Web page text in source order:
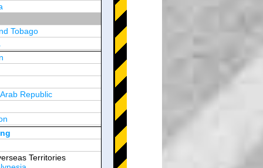
Tobago
Republic
Arab Emirates
Territories